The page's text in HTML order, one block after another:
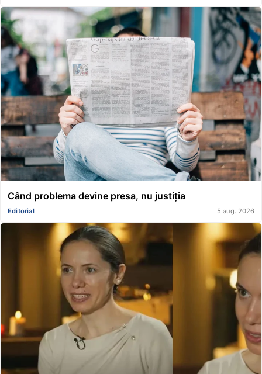
Când problema devine presa, nu justiția
Editorial 5 aug. 2026